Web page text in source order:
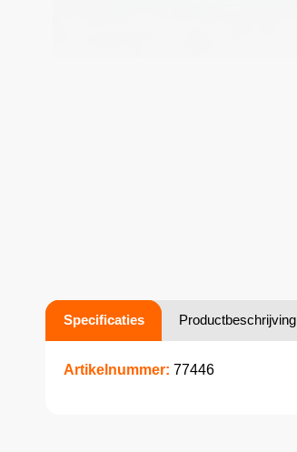
Specificaties Productbeschrijving
Artikelnummer: 77446